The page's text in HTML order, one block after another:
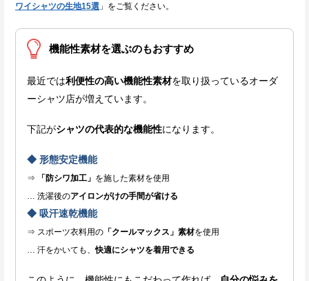
ワイシャツの生地15選 」をご覧ください。
機能性素材を選ぶのもおすすめ
最近では利便性の高い機能性素材を取り扱っているオーダ
ーシャツ店が増えています。
下記がシャツの代表的な機能性になります。
◆ 形態安定機能
⇒ 「防シワ加工」 を施した素材を使用
… 洗濯後のアイロンがけの手間が省ける
◆ 吸汗速乾機能
⇒ スポーツ衣料用の 「クールマックス」素材を使用
… 汗をかいても、快適にシャツを着用できる